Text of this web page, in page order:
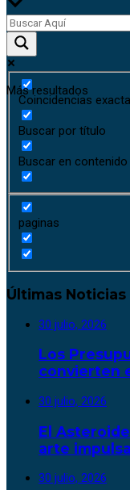
Más resultados
Coincidencias
Buscar por título
Buscar en contenido
paginas
Últimas Noticias
30 julio, 2026
Los
convierten
30 julio, 2026
El
arte
30 julio, 2026